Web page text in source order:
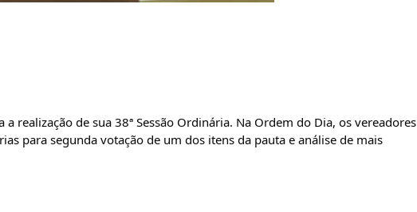
realização de sua 38ª Sessão Ordinária. Na Ordem do Dia, os vereadores
para segunda votação de um dos itens da pauta e análise de mais